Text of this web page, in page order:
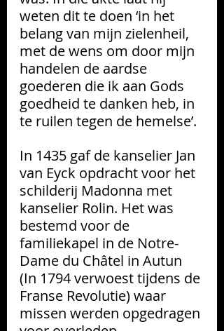
weten dit te doen ‘in het
belang van mijn zielenheil,
met de wens om door mijn
handelen de aardse
goederen die ik aan Gods
goedheid te danken heb, in
te ruilen tegen de hemelse’.
In 1435 gaf de kanselier Jan
van Eyck opdracht voor het
schilderij Madonna met
kanselier Rolin. Het was
bestemd voor de
familiekapel in de Notre-
Dame du Châtel in Autun
(In 1794 verwoest tijdens de
Franse Revolutie) waar
missen werden opgedragen